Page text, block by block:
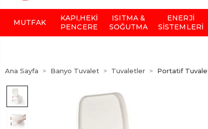
MUTFAK
KAPI,HEKI
PENCERE
ISITMA &
SOĞUTMA
ENERJI
SISTEMLERI
Ana Sayfa Banyo Tuvalet Tuvaletler Portatif